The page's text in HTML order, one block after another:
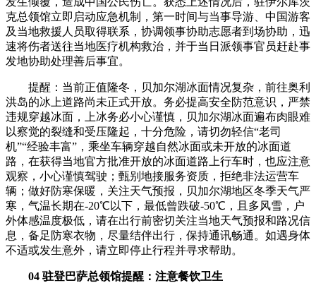
克总领馆立即启动应急机制，第一时间与当事导游、中国游客
及当地救援人员取得联系，协调领事协助志愿者到场协助，迅
速将伤者送往当地医疗机构救治，并于当日派领事官员赶赴事
发地协助处理善后事宜。
提醒：当前正值隆冬，贝加尔湖冰面情况复杂，前往奥利
洪岛的冰上道路尚未正式开放。务必提高安全防范意识，严禁
违规穿越冰面，上冰务必小心谨慎，贝加尔湖冰面遍布肉眼难
以察觉的裂缝和受压隆起，十分危险，请切勿轻信“老司
机”“经验丰富”，乘坐车辆穿越自然冰面或未开放的冰面道
路，在获得当地官方批准开放的冰面道路上行车时，也应注意
观察，小心谨慎驾驶；甄别地接服务资质，拒绝非法运营车
辆；做好防寒保暖，关注天气预报，贝加尔湖地区冬季天气严
寒，气温长期在-20℃以下，最低曾跌破-50℃，且多风雪，户
外体感温度极低，请在出行前密切关注当地天气预报和路况信
息，备足防寒衣物，尽量结伴出行，保持通讯畅通。如遇身体
不适或发生意外，请立即停止行程并寻求帮助。
04 驻登巴萨总领馆提醒：注意餐饮卫生